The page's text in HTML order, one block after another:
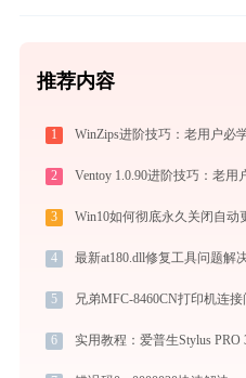
推荐内容
1 WinZips进阶技巧：老用户必
2 Ventoy 1.0.90进阶技巧：老
3
4 最新at180.dll修复工具问题解
5 兄弟MFC-8460CN打印机连
6